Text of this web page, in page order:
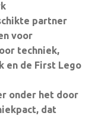
partner
voor
techniek,
en de First Lego
onder het door
dat